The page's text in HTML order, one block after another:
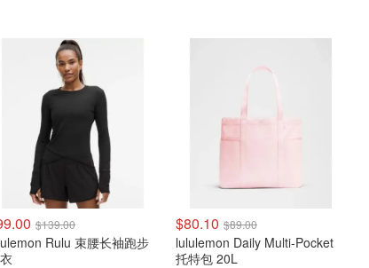
$139.00
Rulu 束腰长袖跑步
$80.10 $89.00
lululemon Daily Multi-Pocket
托特包 20L